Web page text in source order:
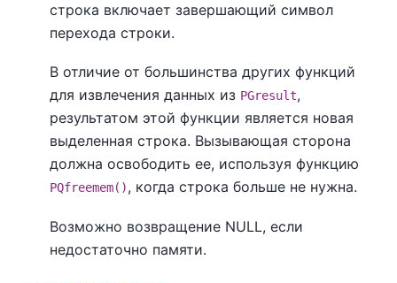
строка включает завершающий символ
перехода строки.
В отличие от большинства других функций
для извлечения данных из PGresult,
результатом этой функции является новая
выделенная строка. Вызывающая сторона
должна освободить ее, используя функцию
PQfreemem(), когда строка больше не нужна.
Возможно возвращение NULL, если
недостаточно памяти.